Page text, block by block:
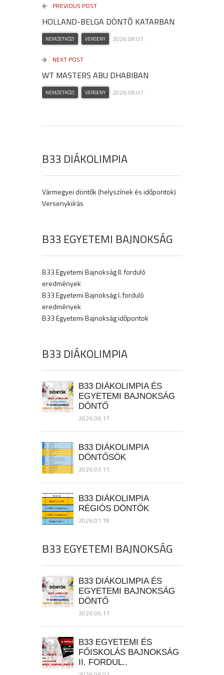
PREVIOUS POST
HOLLAND-BELGA DÖNTŐ KATARBAN
NEMZETKÖZI VERSENY 2026.08.07.
NEXT POST
WT MASTERS ABU DHABIBAN
NEMZETKÖZI VERSENY 2026.08.07.
B33 DIÁKOLIMPIA
Vármegyei döntők (helyszínek és időpontok)
Versenykiírás
B33 EGYETEMI BAJNOKSÁG
B33 Egyetemi Bajnokság II. forduló
eredmények
B33 Egyetemi Bajnokság I. forduló
eredmények
B33 Egyetemi Bajnokság időpontok
B33 DIÁKOLIMPIA
B33 DIÁKOLIMPIA ÉS
EGYETEMI BAJNOKSÁG
DÖNTŐ
2026.06.17.
B33 DIÁKOLIMPIA
DÖNTŐSÖK
2026.03.11.
B33 DIÁKOLIMPIA
RÉGIÓS DÖNTŐK
2026.01.18.
B33 EGYETEMI BAJNOKSÁG
B33 DIÁKOLIMPIA ÉS
EGYETEMI BAJNOKSÁG
DÖNTŐ
2026.06.17.
B33 EGYETEMI ÉS
FŐISKOLÁS BAJNOKSÁG
II. FORDUL..